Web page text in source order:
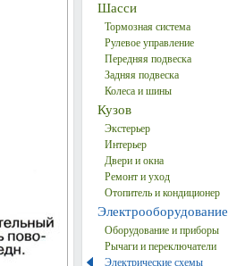
Шасси
Тормозная система
Рулевое управление
Передняя подвеска
Задняя подвеска
Колеса и шины
Кузов
Экстерьер
Интерьер
Двери и окна
Ремонт и уход
Отопитель и кондиционер
Электрооборудование
Оборудование и приборы
Рычаги и переключатели
Электрические схемы